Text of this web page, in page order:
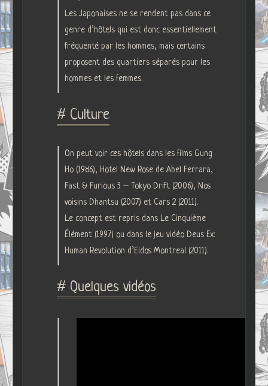
Les Japonaises ne se rendent pas dans ce
genre d’hôtels qui est donc essentiellement
fréquenté par les hommes, mais certains
proposent des quartiers séparés pour les
hommes et les femmes.
# Culture
On peut voir ces hôtels dans les films Gung
Ho (1986), Hotel New Rose de Abel Ferrara,
Fast & Furious 3 – Tokyo Drift (2006), Nos
voisins Dhantsu (2007) et Cars 2 (2011).
Le concept est repris dans Le Cinquième
Élément (1997) ou dans le jeu vidéo Deus Ex:
Human Revolution d’Eidos Montreal (2011).
# Quelques vidéos